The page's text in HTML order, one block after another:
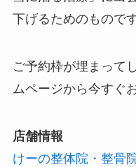
下げるためのものです
ご予約枠が埋まって
ムページから今すぐ
店舗情報
けーの整体院・整骨